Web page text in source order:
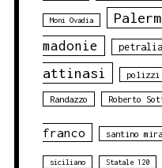
Moni Ovadia
madonie
attinasi
polizzi
Randazzo Roberto
franco santino
siciliano Statale 120